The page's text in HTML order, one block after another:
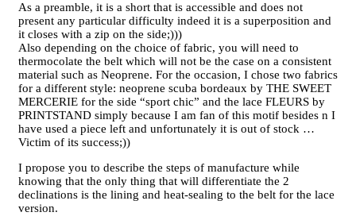
As a preamble, it is a short that is accessible and does not
present any particular difficulty indeed it is a superposition and
it closes with a zip on the side;)))
Also depending on the choice of fabric, you will need to
thermocolate the belt which will not be the case on a consistent
material such as Neoprene. For the occasion, I chose two fabrics
for a different style: neoprene scuba bordeaux by THE SWEET
MERCERIE for the side “sport chic” and the lace FLEURS by
PRINTSTAND simply because I am fan of this motif besides n I
have used a piece left and unfortunately it is out of stock …
Victim of its success;))
I propose you to describe the steps of manufacture while
knowing that the only thing that will differentiate the 2
declinations is the lining and heat-sealing to the belt for the lace
version.